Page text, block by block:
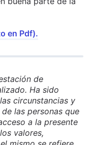
en Pdf).
de
Ha sido
circunstancias y
las personas que
a la presente
valores,